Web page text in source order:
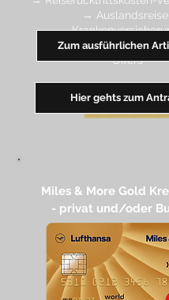
→
→ wertvolle Rabatte
Offers
━━━━━━
Zum ausführlichen
Hier gehts zum
Miles & More Gold
- privat und/oder